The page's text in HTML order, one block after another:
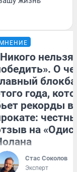
МНЕНИЕ
нельзя
О
года,
рекорды в
на
Стас Соколов
Эксперт